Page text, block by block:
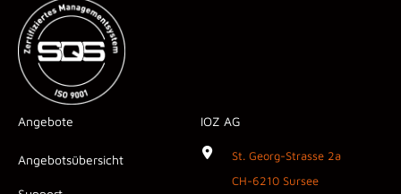
Angebote
Angebotsübersicht
IOZ AG
St. Georg-Strasse 2a
CH-6210 Sursee